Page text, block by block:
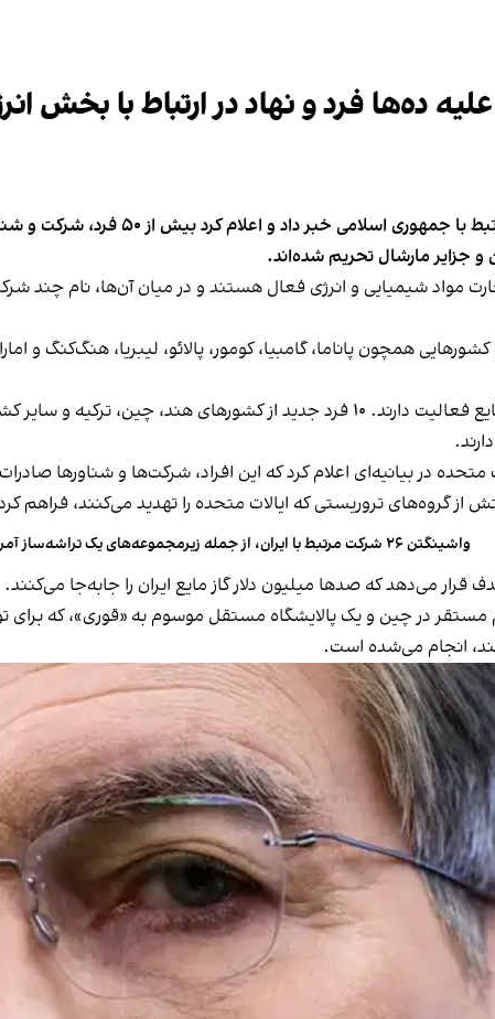
ده‌ها فرد و نهاد در ارتباط با بخش
وزارت خزانه‌داری آمریکا از اعمال
و جزایر مارشال تحریم شده‌اند.
مواد شیمیایی و انرژی فعال هستند و در میان آن‌ها، نام چند
همچون پاناما، گامبیا، کومور، پالائو، لیبریا، هنگ‌کنگ
بیشتر این کشتی‌ها در زمینه حمل نفت خام و گاز مایع فعالیت دارند. ۱۰ فرد
متحده در بیانیه‌ای اعلام کرد که این افراد، شرکت‌ها و شناورها
از گروه‌های تروریستی که ایالات متحده را تهدید می‌کنند، فراهم
واشینگتن ۲۶ شرکت مرتبط با ایران، از جمله زیرمجموعه‌های یک تراشه‌ساز آمریکایی، را تحریم کرد
می‌دهد که صدها میلیون دلار گاز مایع ایران را جابه‌جا می‌کنند.
مستقر در چین و یک پالایشگاه مستقل موسوم به «قوری»، که
انجام می‌شده است.